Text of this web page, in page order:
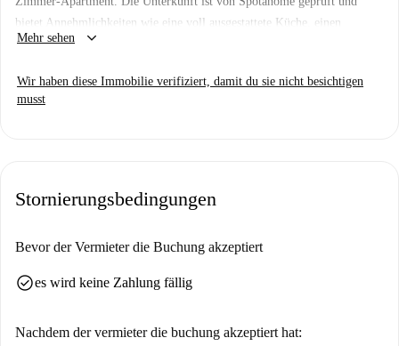
bietet Annehmlichkeiten wie eine voll ausgestattete Küche, einen
Geschirrspüler und eine Gemeinschaftswaschmaschine. Für Ihren
Warmwasserbereitung gewährleistet zusätzliche Sicherheit. Die
geschmackvolle und funktionale Einrichtung macht dieses Apartment zur
Commodilla und verschiedene Wandmalereien sind bequem zu Fuß
historischen Charme Roms direkt vor Ihrer neuen Wohnungstür.
Umgebung ein.
Mehr sehen keyboard_arrow_down
Wir haben diese Immobilie verifiziert, damit du sie nicht besichtigen
musst
Stornierungsbedingungen
Bevor der Vermieter die Buchung akzeptiert
check_circlees wird keine Zahlung fällig
Nachdem der vermieter die buchung akzeptiert hat: